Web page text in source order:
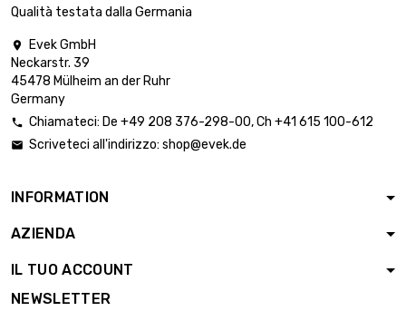
lunghezza :
Spessore/Resistenza
lunghezza :
500x1000mm
: 3.175mm
larghezza x
lunghezza :
Qualità testata dalla Germania

Evek GmbH
Neckarstr. 39
45478 Mülheim an der Ruhr
Germany
 Chiamateci: De +49 208 376-298-00, Ch +41 615 100-612
 Scriveteci all'indirizzo: shop@evek.de
INFORMATION
AZIENDA
IL TUO ACCOUNT
NEWSLETTER